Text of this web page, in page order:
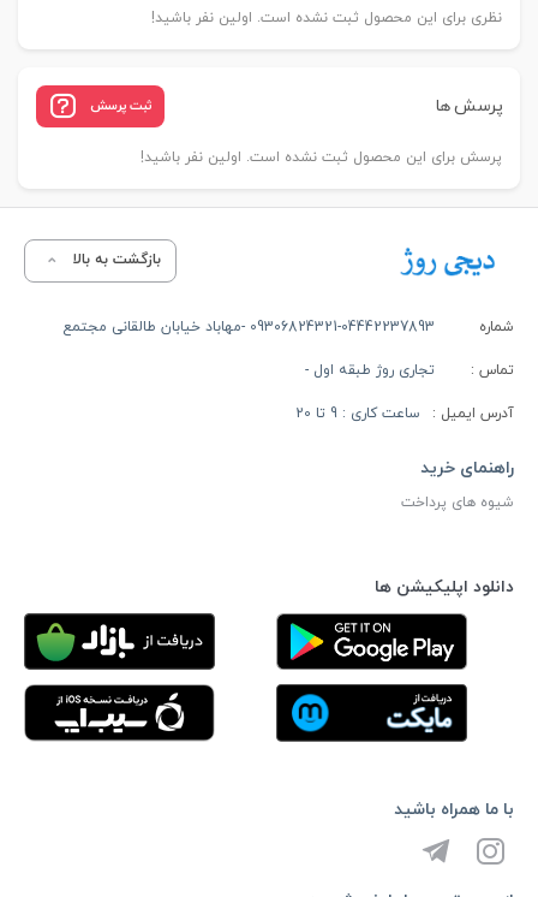
نظری برای این محصول ثبت نشده است. اولین نفر باشید!
پرسش ها ثبت پرسش
پرسش برای این محصول ثبت نشده است. اولین نفر باشید!
بازگشت به بالا
شماره
تماس :
09306824321-04442237893 -مهاباد خیابان طالقانی مجتمع
تجاری روژ طبقه اول -
آدرس ایمیل : ساعت کاری : 9 تا 20
راهنمای خرید
شیوه های پرداخت
دانلود اپلیکیشن ها
با ما همراه باشید